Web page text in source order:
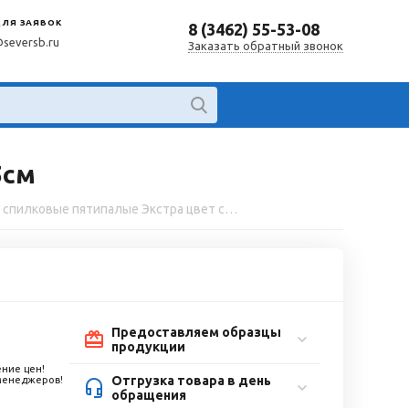
ЗАЯВОК 8 (3462) 55-53-08
Заказать обратный звонок
Краги спилковые пятипалые Экстра цвет серый, длина 35см
цен!
Предоставляем образцы
продукции
Отгрузка товара в день
обращения